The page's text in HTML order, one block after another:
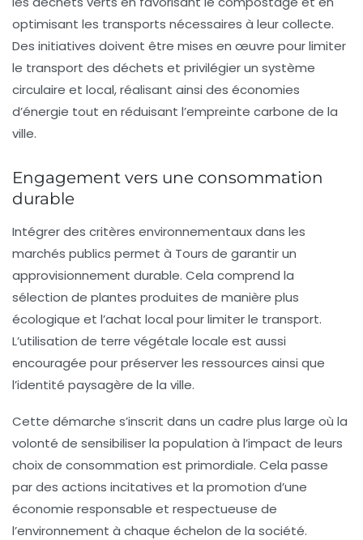
optimisant les transports nécessaires à leur collecte.
Des initiatives doivent être mises en œuvre pour limiter
le transport des déchets et privilégier un système
circulaire et local, réalisant ainsi des économies
d’énergie tout en réduisant l’empreinte carbone de la
ville.
Engagement vers une consommation
durable
Intégrer des critères environnementaux dans les
marchés publics permet à Tours de garantir un
approvisionnement durable. Cela comprend la
sélection de plantes produites de manière plus
écologique et l’achat local pour limiter le transport.
L’utilisation de terre végétale locale est aussi
encouragée pour préserver les ressources ainsi que
l’identité paysagère de la ville.
Cette démarche s’inscrit dans un cadre plus large où la
volonté de sensibiliser la population à l’impact de leurs
choix de consommation est primordiale. Cela passe
par des actions incitatives et la promotion d’une
économie responsable et respectueuse de
l’environnement à chaque échelon de la société.